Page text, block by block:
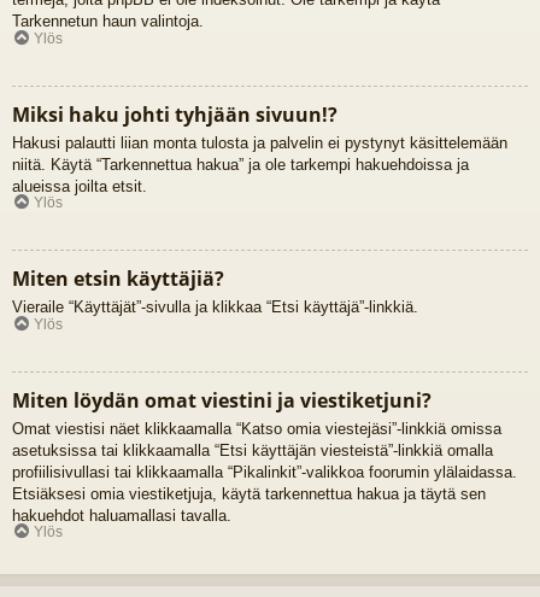
Tarkennetun haun valintoja.
Ylös
Miksi haku johti tyhjään sivuun!?
Hakusi palautti liian monta tulosta ja palvelin ei pystynyt käsittelemään
niitä. Käytä “Tarkennettua hakua” ja ole tarkempi hakuehdoissa ja
alueissa joilta etsit.
Ylös
Miten etsin käyttäjiä?
Vieraile “Käyttäjät”-sivulla ja klikkaa “Etsi käyttäjä”-linkkiä.
Ylös
Miten löydän omat viestini ja viestiketjuni?
Omat viestisi näet klikkaamalla “Katso omia viestejäsi”-linkkiä omissa
asetuksissa tai klikkaamalla “Etsi käyttäjän viesteistä”-linkkiä omalla
profiilisivullasi tai klikkaamalla “Pikalinkit”-valikkoa foorumin ylälaidassa.
Etsiäksesi omia viestiketjuja, käytä tarkennettua hakua ja täytä sen
hakuehdot haluamallasi tavalla.
Ylös